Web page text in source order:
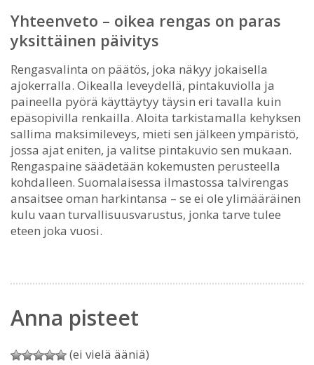
Yhteenveto – oikea rengas on paras
yksittäinen päivitys
Rengasvalinta on päätös, joka näkyy jokaisella
ajokerralla. Oikealla leveydellä, pintakuviolla ja
paineella pyörä käyttäytyy täysin eri tavalla kuin
epäsopivilla renkailla. Aloita tarkistamalla kehyksen
sallima maksimileveys, mieti sen jälkeen ympäristö,
jossa ajat eniten, ja valitse pintakuvio sen mukaan.
Rengaspaine säädetään kokemusten perusteella
kohdalleen. Suomalaisessa ilmastossa talvirengas
ansaitsee oman harkintansa – se ei ole ylimääräinen
kulu vaan turvallisuusvarustus, jonka tarve tulee
eteen joka vuosi.
Anna pisteet
(ei vielä ääniä)